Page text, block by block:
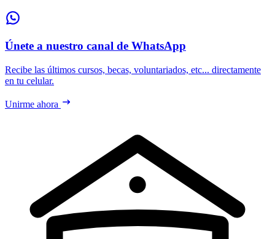
Únete a nuestro canal de WhatsApp
Recibe las últimos cursos, becas, voluntariados, etc... directamente
en tu celular.
Unirme ahora